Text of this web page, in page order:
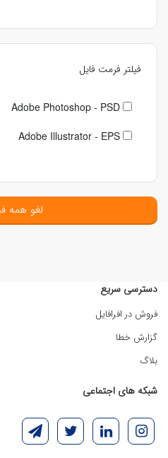
فیلتر فرمت فایل
Adobe Photoshop - PSD
Adobe Illustrator - EPS
لغو همه
دسترسی سریع
فروش در افرافایل
گزارش خطا
بلاگ
شبکه های اجتماعی